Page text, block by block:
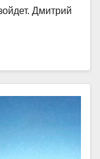
Дмитрий